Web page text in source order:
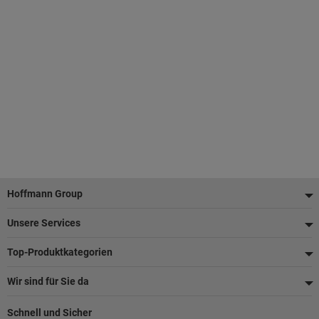
Fußzeile
Hoffmann Group
Unsere Services
Top-Produktkategorien
Wir sind für Sie da
Schnell und Sicher